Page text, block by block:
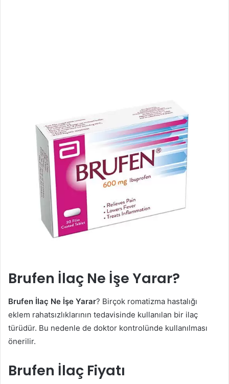
Brufen İlaç Ne İşe Yarar?
Brufen İlaç Ne İşe Yarar? Birçok romatizma hastalığı
eklem rahatsızlıklarının tedavisinde kullanılan bir ilaç
türüdür. Bu nedenle de doktor kontrolünde kullanılması
önerilir.
Brufen İlaç Fiyatı